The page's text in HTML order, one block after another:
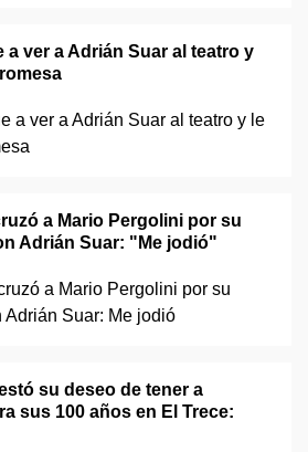
a ver a Adrián Suar al teatro y
a Mario Pergolini por su
Adrián Suar: "Me jodió"
su deseo de tener a
sus 100 años en El Trece: